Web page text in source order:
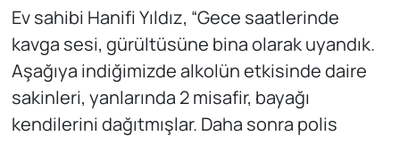
Ev sahibi Hanifi Yıldız, “Gece saatlerinde
kavga sesi, gürültüsüne bina olarak uyandık.
Aşağıya indiğimizde alkolün etkisinde daire
sakinleri, yanlarında 2 misafir, bayağı
kendilerini dağıtmışlar. Daha sonra polis